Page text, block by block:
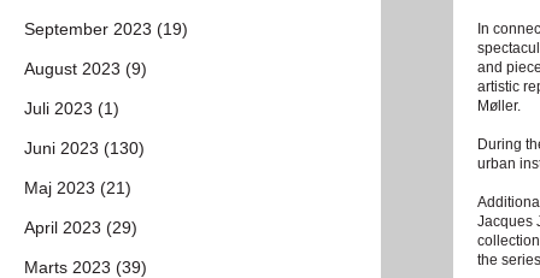
In
and
artistic
Møller.
During
urban
Jacques
the
September 2023 (19)
August 2023 (9)
Juli 2023 (1)
Juni 2023 (130)
Maj 2023 (21)
April 2023 (29)
Marts 2023 (39)